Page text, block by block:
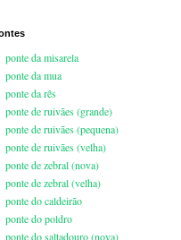
ponte da misarela
ponte da mua
ponte da rês
ponte de ruivães (grande)
ponte de ruivães (pequena)
ponte de ruivães (velha)
ponte de zebral (nova)
ponte de zebral (velha)
ponte do caldeirão
ponte do poldro
ponte do saltadouro (nova)